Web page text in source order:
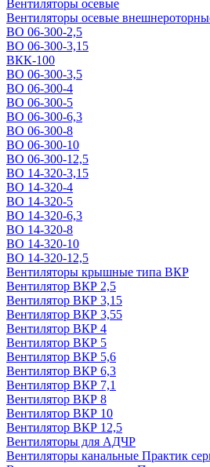
Вентиляторы осевые
Вентиляторы осевые
ВО 06-300-2,5
ВО 06-300-3,15
ВКК-100
ВО 06-300-3,5
ВО 06-300-4
ВО 06-300-5
ВО 06-300-6,3
ВО 06-300-8
ВО 06-300-10
ВО 06-300-12,5
ВО 14-320-3,15
ВО 14-320-4
ВО 14-320-5
ВО 14-320-6,3
ВО 14-320-8
ВО 14-320-10
ВО 14-320-12,5
Вентиляторы крышные типа ВКР
Вентилятор ВКР 2,5
Вентилятор ВКР 3,15
Вентилятор ВКР 3,55
Вентилятор ВКР 4
Вентилятор ВКР 5
Вентилятор ВКР 5,6
Вентилятор ВКР 6,3
Вентилятор ВКР 7,1
Вентилятор ВКР 8
Вентилятор ВКР 10
Вентилятор ВКР 12,5
Вентиляторы для АДЧР
Вентиляторы канальные Практик